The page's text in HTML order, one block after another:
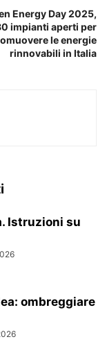
Energy Day 2025,
impianti aperti per
le energie
rinnovabili in Italia
Istruzioni su
ombreggiare